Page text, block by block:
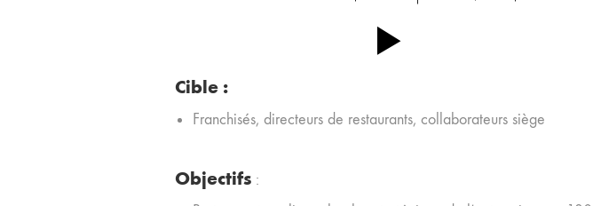
Cible :
Franchisés, directeurs de restaurants, collaborateurs siège
Objectifs :